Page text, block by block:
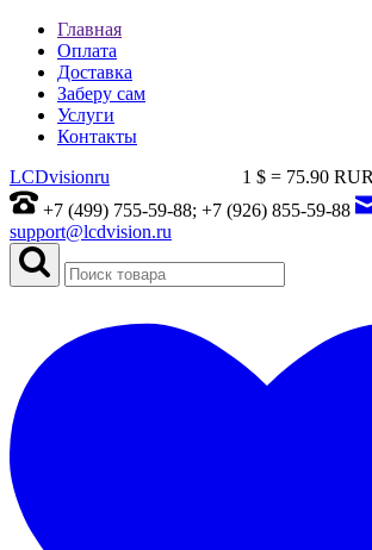
Главная
Оплата
Доставка
Заберу сам
Услуги
Контакты
1 $ = 75.90
LCDvisionru
+7 (499) 755-59-88; +7 (926) 855-59-88
support@lcdvision.ru